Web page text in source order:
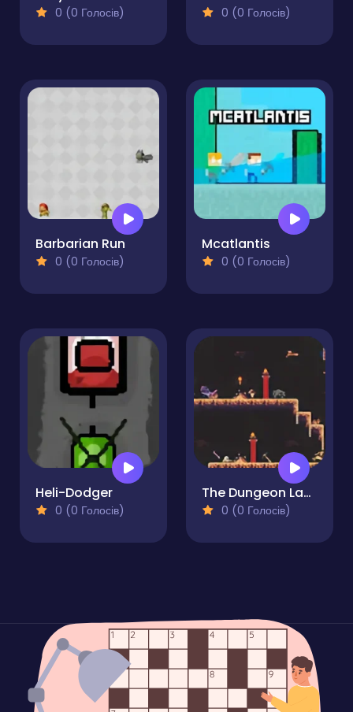
0 (0 Голосів) 0 (0 Голосів)
Barbarian Run
0 (0 Голосів)
Mcatlantis
0 (0 Голосів)
Heli-Dodger
0 (0 Голосів)
The Dungeon Labyrinth
0 (0 Голосів)